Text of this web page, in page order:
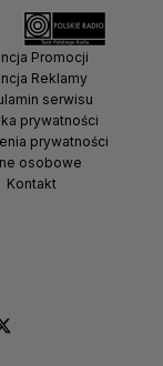
Promocji
Reklamy
serwisu
prywatności
prywatności
osobowe
Kontakt